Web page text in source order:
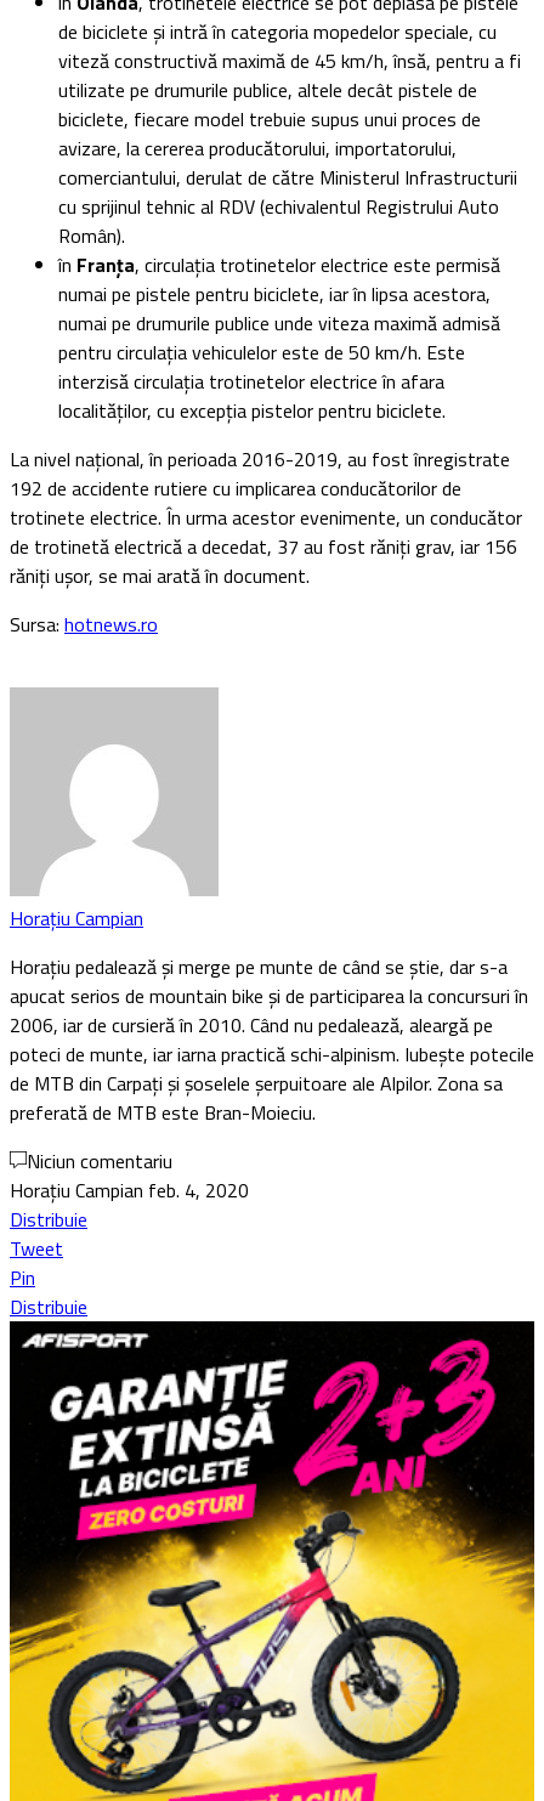
de biciclete și intră în categoria mopedelor speciale, cu
viteză constructivă maximă de 45 km/h, însă, pentru a fi
utilizate pe drumurile publice, altele decât pistele de
biciclete, fiecare model trebuie supus unui proces de
avizare, la cererea producătorului, importatorului,
comerciantului, derulat de către Ministerul Infrastructurii
cu sprijinul tehnic al RDV (echivalentul Registrului Auto
Român).
în Franța, circulația trotinetelor electrice este permisă
numai pe pistele pentru biciclete, iar în lipsa acestora,
numai pe drumurile publice unde viteza maximă admisă
pentru circulația vehiculelor este de 50 km/h. Este
interzisă circulația trotinetelor electrice în afara
localităților, cu excepția pistelor pentru biciclete.
La nivel național, în perioada 2016-2019, au fost înregistrate
192 de accidente rutiere cu implicarea conducătorilor de
trotinete electrice. În urma acestor evenimente, un conducător
de trotinetă electrică a decedat, 37 au fost răniți grav, iar 156
răniți ușor, se mai arată în document.
Sursa: hotnews.ro
Horațiu Campian
Horaţiu pedalează şi merge pe munte de când se ştie, dar s-a
apucat serios de mountain bike şi de participarea la concursuri în
2006, iar de cursieră în 2010. Când nu pedalează, aleargă pe
poteci de munte, iar iarna practică schi-alpinism. Iubeşte potecile
de MTB din Carpaţi şi şoselele şerpuitoare ale Alpilor. Zona sa
preferată de MTB este Bran-Moieciu.
Niciun comentariu
Horațiu Campian feb. 4, 2020
Distribuie
Tweet
Pin
Distribuie